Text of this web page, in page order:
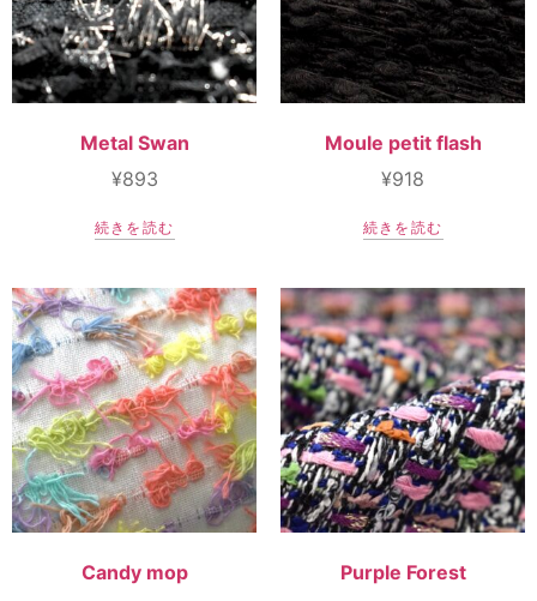
Metal Swan
¥893
続きを読む
Moule petit flash
¥918
続きを読む
Candy mop
Purple Forest